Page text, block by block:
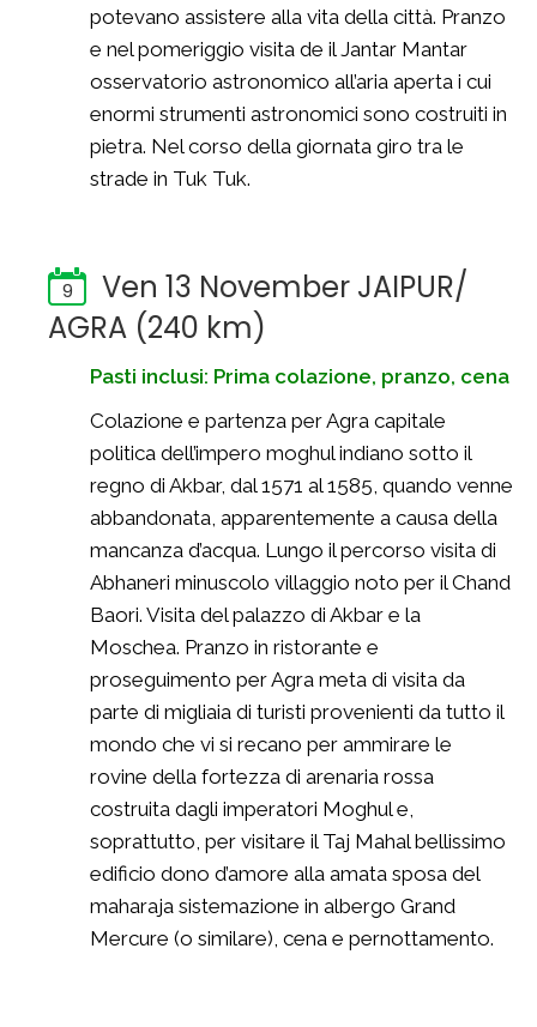
potevano assistere alla vita della città. Pranzo
e nel pomeriggio visita de il Jantar Mantar
osservatorio astronomico all’aria aperta i cui
enormi strumenti astronomici sono costruiti in
pietra. Nel corso della giornata giro tra le
strade in Tuk Tuk.
9
Ven 13 November JAIPUR/
AGRA (240 km)
Pasti inclusi: Prima colazione, pranzo, cena
Colazione e partenza per Agra capitale
politica dell’impero moghul indiano sotto il
regno di Akbar, dal 1571 al 1585, quando venne
abbandonata, apparentemente a causa della
mancanza d’acqua. Lungo il percorso visita di
Abhaneri minuscolo villaggio noto per il Chand
Baori. Visita del palazzo di Akbar e la
Moschea. Pranzo in ristorante e
proseguimento per Agra meta di visita da
parte di migliaia di turisti provenienti da tutto il
mondo che vi si recano per ammirare le
rovine della fortezza di arenaria rossa
costruita dagli imperatori Moghul e,
soprattutto, per visitare il Taj Mahal bellissimo
edificio dono d’amore alla amata sposa del
maharaja sistemazione in albergo Grand
Mercure (o similare), cena e pernottamento.